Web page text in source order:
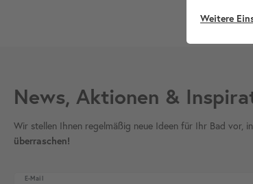
News, Aktionen &
Wir stellen Ihnen regelmäßig neue Ideen für Ihr Bad vor,
überraschen!
E-Mail
Newsletter Honig
Weitere